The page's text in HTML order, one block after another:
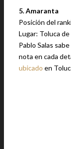
5. Amaranta
Posición del
Lugar: Toluca de
Pablo Salas
nota en cada
ubicado en